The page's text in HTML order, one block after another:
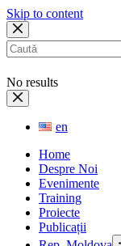
Skip to content
No results
en
Home
Despre Noi
Evenimente
Training
Proiecte
Publicații